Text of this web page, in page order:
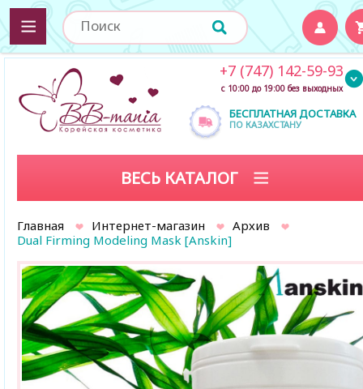
БЕСПЛАТНАЯ ДОСТАВКА
ПО КАЗАХСТАНУ
+7 (747) 142-59-93
с 10:00 до 19:00 без выходных
ВЕСЬ КАТАЛОГ
Главная Интернет-магазин
Архив
Dual Firming Modeling Mask [Anskin]